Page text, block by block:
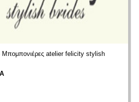
Μπομπονιέρες atelier felicity stylish